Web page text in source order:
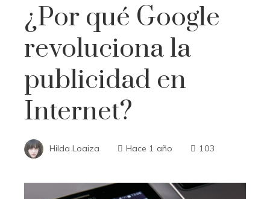
¿Por qué Google
revoluciona la
publicidad en
Internet?
Hilda Loaiza Hace 1 año 103